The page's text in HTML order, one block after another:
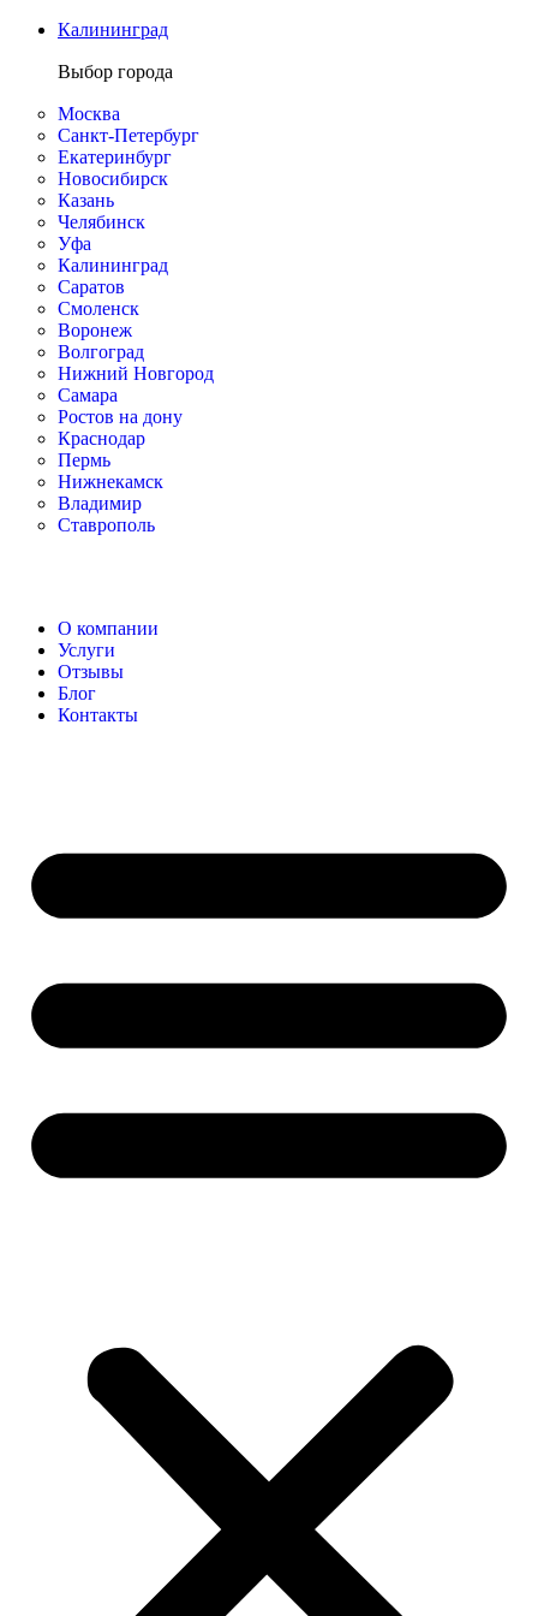
Калининград
Выбор города
Москва
Санкт-Петербург
Екатеринбург
Новосибирск
Казань
Челябинск
Уфа
Калининград
Саратов
Смоленск
Воронеж
Волгоград
Нижний Новгород
Самара
Ростов на дону
Краснодар
Пермь
Нижнекамск
Владимир
Ставрополь
О компании
Услуги
Отзывы
Блог
Контакты